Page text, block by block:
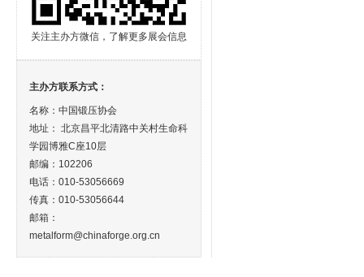
关注主办方微信，了解更多展会信息
主办方联系方式：
名称：中国锻压协会
地址： 北京昌平北清路中关村生命科
学园博雅C座10层
邮编：102206
电话：010-53056669
传真：010-53056644
邮箱：
metalform@chinaforge.org.cn